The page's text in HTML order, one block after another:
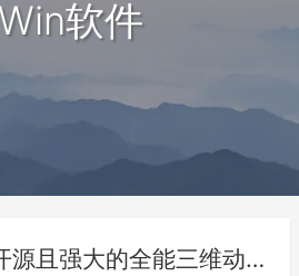
Win软件
Blender v4.5 LTS 免费开源且强大的全能三维动画制作软件（Win&Mac&Linux）